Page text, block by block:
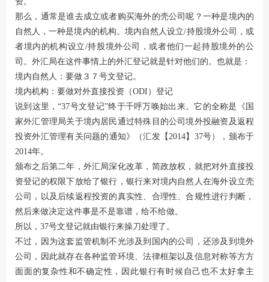
那么，通常是谁去成立或者购买海外的壳公司呢？一种是境内的
自然人，一种是境内的机构。境内自然人设立/持股境外公司，或
者境内的机构设立/持股境外公司，或者他们一起持股境外的公
司。外汇局在这件事情上的外汇登记就是针对他们的。也就是：
境内自然人：要做３７号文登记。
境内机构：要做对外直接投资（ODI）登记
说到这里，“37号文登记”终于千呼万唤始出来。它的全称是《国
家外汇管理局关于境内居民通过特殊目的公司境外投融资及返程
投资外汇管理有关问题的通知》（汇发【2014】37号），颁布于
2014年。
颁布之后第二年，外汇局深化改革，简政放权，就把对外直接投
资登记的权限下放给了银行，银行来对境内自然人在海外设立壳
公司，以及后续返程投资的真实性、合理性、合规性进行判断，
然后来做决定这件事是不是靠谱，给不给做。
所以，37号文登记就由银行来操刀处理了。
不过，因为这套监管机制不光涉及到国内的公司，还涉及到境外
公司，因此就存在各种监管环境、法律框架以及信息对称等方方
面面的复杂性和不确定性，因此银行有时候自己也不太好拿主